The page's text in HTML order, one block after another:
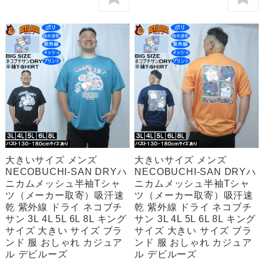
大きいサイズ メンズ
NECOBUCHI-SAN DRYハ
ニカムメッシュ半袖Tシャ
ツ（メーカー取寄）吸汗速
乾 紫外線 ドライ ネコブチ
サン 3L 4L 5L 6L 8L キング
サイズ 大きい サイズ ブラ
ンド 服 おしゃれ カジュア
ル デビルーズ
大きいサイズ メンズ
NECOBUCHI-SAN DRYハ
ニカムメッシュ半袖Tシャ
ツ（メーカー取寄）吸汗速
乾 紫外線 ドライ ネコブチ
サン 3L 4L 5L 6L 8L キング
サイズ 大きい サイズ ブラ
ンド 服 おしゃれ カジュア
ル デビルーズ